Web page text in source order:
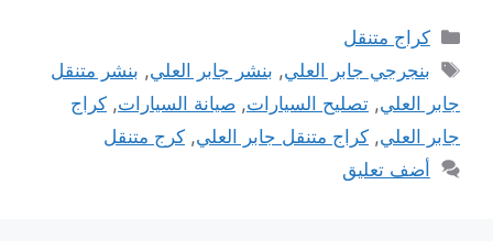
التصنيفات
كراج متنقل
الوسوم
بنجرجي جابر العلي, بنشر جابر العلي, بنشر متنقل
جابر العلي, تصليح السيارات, صيانة السيارات, كراج
جابر العلي, كراج متنقل جابر العلي, كرج متنقل
أضف تعليق